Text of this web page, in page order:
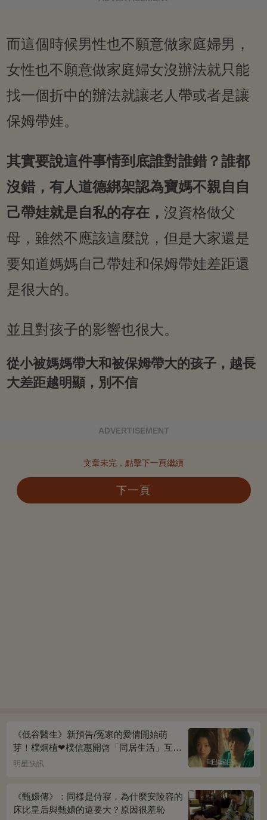
而這個時候男性也不願意做家庭婦男，
女性也不願意做家庭婦女沒辦法就只能
找一個折中的辦法就讓老人帶或者是讓
保姆帶娃。
其實要說這件事情到底誰對誰錯？誰都
沒錯，有人道德綁架認為寶媽不親自自
己帶娃就是自私的存在， 沒資格做父
母，雖然不應該這麼說，但是大家還是
要知道媽媽自己帶娃和保姆帶娃差距還
是很大的。
並且對孩子的影響也很大。
從小被媽媽帶大和被保姆帶大的孩子，越長
大差距越明顯，別不信
ADVERTISEMENT
文章未完，點擊下一頁繼續
下一頁
《低谷醫生》新預告/冤家的愛情開始萌
芽！樸炯植❤樸信惠開啓「同居生活」互相
共鳴、安慰~
明星快訊
《甄嬛傳》：同樣是侍寢，為什麼安陵容的
床比皇后與甄嬛的還要大？原因很羞恥